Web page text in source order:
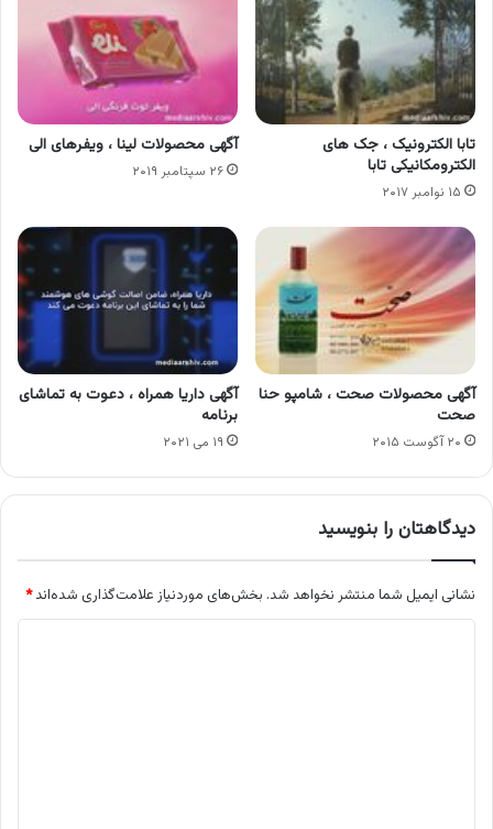
تابا الکترونیک ، جک های
الکترومکانیکی تابا
۱۵ نوامبر ۲۰۱۷
آگهی محصولات لینا ، ویفرهای الی
۲۶ سپتامبر ۲۰۱۹
آگهی محصولات صحت ، شامپو حنا
صحت
۲۰ آگوست ۲۰۱۵
آگهی داریا همراه ، دعوت به تماشای
برنامه
۱۹ می ۲۰۲۱
دیدگاهتان را بنویسید
نشانی ایمیل شما منتشر نخواهد شد. بخش‌های موردنیاز علامت‌گذاری شده‌اند*